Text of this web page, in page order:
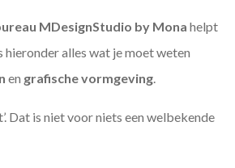
MDesignStudio by Mona helpt
hieronder alles wat je moet weten
en grafische vormgeving
Dat is niet voor niets een welbekende